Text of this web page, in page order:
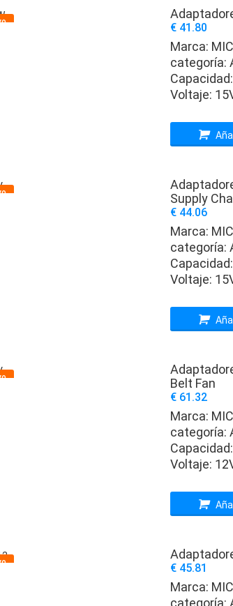
€ 41.80
Marca:
categoría:
Capacidad:
Voltaje:
Supply
€ 44.06
Marca:
categoría:
Capacidad:
Voltaje:
Belt Fan
€ 61.32
Marca:
categoría:
Capacidad:
Voltaje:
€ 45.81
Marca:
categoría: